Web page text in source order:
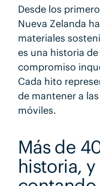
Desde los
Nueva Zelanda
materiales
es una historia
compromiso
Cada hito
de mantener a
móviles.
Más de
historia,